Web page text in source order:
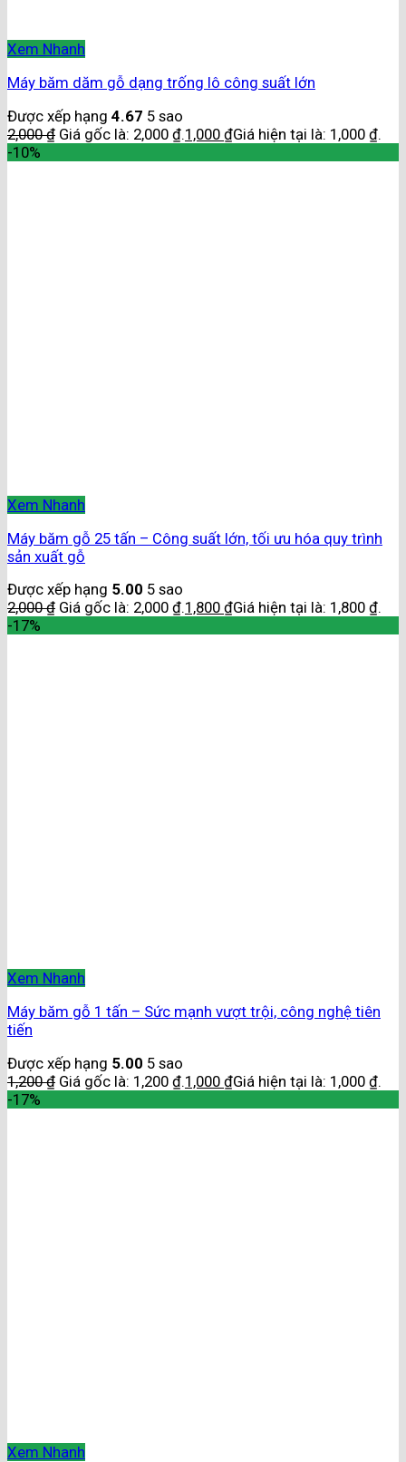
Xem Nhanh
Máy băm dăm gỗ dạng trống lô công suất lớn
Được xếp hạng 4.67 5 sao
2,000₫ Giá gốc là: 2,000 ₫.1,000 ₫Giá hiện tại là: 1,000 ₫.
-10%
Xem Nhanh
Máy băm gỗ 25 tấn – Công suất lớn, tối ưu hóa quy trình
sản xuất gỗ
Được xếp hạng 5.00 5 sao
2,000₫ Giá gốc là: 2,000 ₫.1,800 ₫Giá hiện tại là: 1,800 ₫.
-17%
Xem Nhanh
Máy băm gỗ 1 tấn – Sức mạnh vượt trội, công nghệ tiên
tiến
Được xếp hạng 5.00 5 sao
1,200₫ Giá gốc là: 1,200 ₫.1,000 ₫Giá hiện tại là: 1,000 ₫.
-17%
Xem Nhanh